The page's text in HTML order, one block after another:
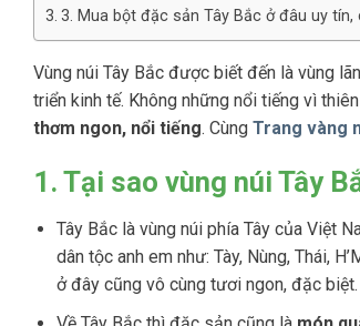
3. Mua bột đặc sản Tây Bắc ở đâu uy
Vùng núi Tây Bắc được biết đến là vùng
triển kinh tế. Không những nổi tiếng vì
thơm ngon, nổi tiếng. Cùng Trang vàng
1. Tại sao vùng núi Tây
Tây Bắc là vùng núi phía Tây của Việt
dân tộc anh em như: Tày, Nùng, Thái,
ở đây cũng vô cùng tươi ngon, đặc biệt.